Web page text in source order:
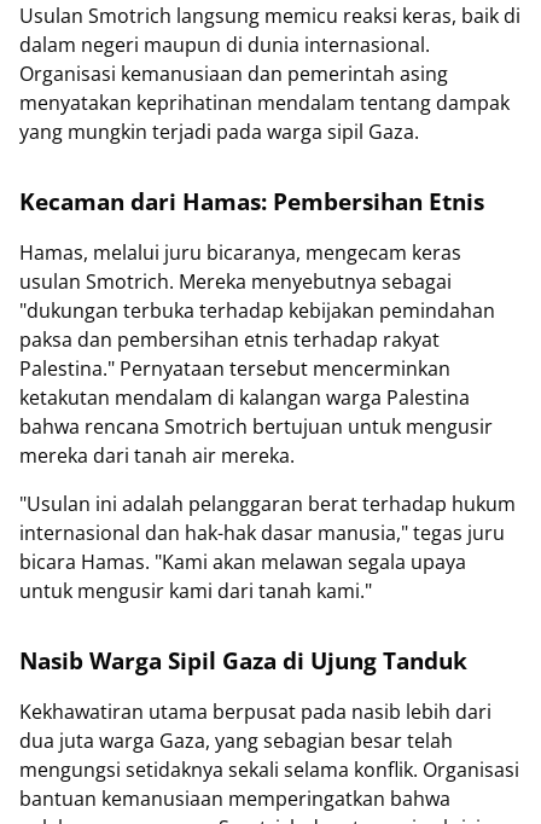
Usulan Smotrich langsung memicu reaksi keras, baik di
dalam negeri maupun di dunia internasional.
Organisasi kemanusiaan dan pemerintah asing
menyatakan keprihatinan mendalam tentang dampak
yang mungkin terjadi pada warga sipil Gaza.
Kecaman dari Hamas: Pembersihan Etnis
Hamas, melalui juru bicaranya, mengecam keras
usulan Smotrich. Mereka menyebutnya sebagai
"dukungan terbuka terhadap kebijakan pemindahan
paksa dan pembersihan etnis terhadap rakyat
Palestina." Pernyataan tersebut mencerminkan
ketakutan mendalam di kalangan warga Palestina
bahwa rencana Smotrich bertujuan untuk mengusir
mereka dari tanah air mereka.
"Usulan ini adalah pelanggaran berat terhadap hukum
internasional dan hak-hak dasar manusia," tegas juru
bicara Hamas. "Kami akan melawan segala upaya
untuk mengusir kami dari tanah kami."
Nasib Warga Sipil Gaza di Ujung Tanduk
Kekhawatiran utama berpusat pada nasib lebih dari
dua juta warga Gaza, yang sebagian besar telah
mengungsi setidaknya sekali selama konflik. Organisasi
bantuan kemanusiaan memperingatkan bahwa